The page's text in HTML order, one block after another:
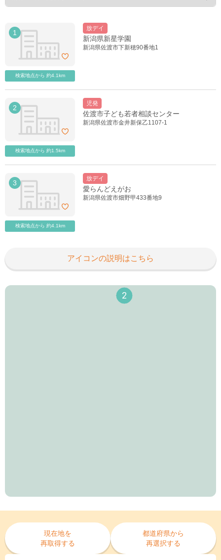
アイコンの説明はこちら
2
1
検索地点から 約4.1km
放デイ
新潟県新星学園
新潟県佐渡市下新穂90番地1
2
検索地点から 約1.5km
児発
佐渡市子ども若者相談センター
新潟県佐渡市金井新保乙1107-1
3
検索地点から 約4.1km
放デイ
愛らんどえがお
新潟県佐渡市畑野甲433番地9
現在地を
再取得する
都道府県から
再選択する